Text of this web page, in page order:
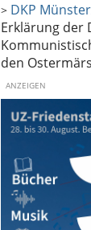
> DKP Münster
Erklärung der
den
ANZEIGEN